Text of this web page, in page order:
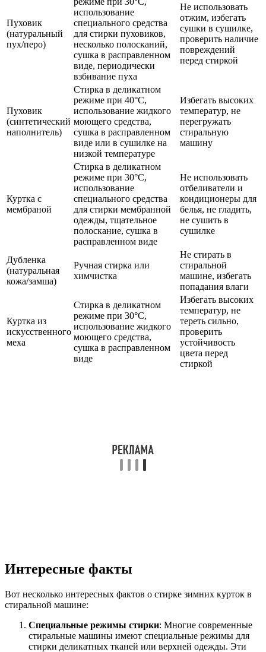
Пуховик
(натуральный
пух/перо)
использование
специального средства
для стирки пуховиков,
несколько полосканий,
сушка в расправленном
виде, периодически
взбивание пуха
Не использовать
отжим, избегать
сушки в сушилке,
проверить наличие
повреждений
перед стиркой
Пуховик
(синтетический
наполнитель)
Стирка в деликатном
режиме при 40°C,
использование жидкого
моющего средства,
сушка в расправленном
виде или в сушилке на
низкой температуре
Избегать высоких
температур, не
перегружать
стиральную
машину
Куртка с
мембраной
Стирка в деликатном
режиме при 30°C,
использование
специального средства
для стирки мембранной
одежды, тщательное
полоскание, сушка в
расправленном виде
Не использовать
отбеливатели и
кондиционеры для
белья, не гладить,
не сушить в
сушилке
Дубленка
(натуральная
кожа/замша)
Ручная стирка или
химчистка
Не стирать в
стиральной
машине, избегать
попадания влаги
Куртка из
искусственного
меха
Стирка в деликатном
режиме при 30°C,
использование жидкого
моющего средства,
сушка в расправленном
виде
Избегать высоких
температур, не
тереть сильно,
проверить
устойчивость
цвета перед
стиркой
Интересные факты
Вот несколько интересных фактов о стирке зимних курток в
стиральной машине:
Специальные режимы стирки: Многие современные
стиральные машины имеют специальные режимы для
стирки деликатных тканей или верхней одежды. Эти